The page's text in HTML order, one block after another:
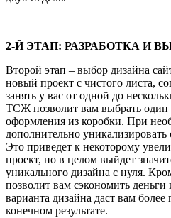
2-Й ЭТАП: РАЗРАБОТКА И
Второй этап – выбор дизайна
новый проект с чистого листа,
занять у вас от одной до
ТСЖ позволит вам выбрать один
оформления из коробки. При
дополнительно
Это приведет к некоторому
проект, но в целом выйдет
уникального дизайна с нуля.
позволит вам сэкономить
варианта дизайна даст вам
конечном результате.